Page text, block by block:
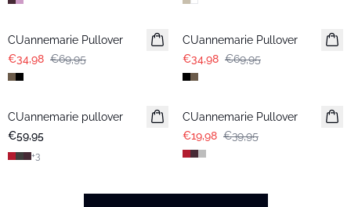
-50%
CUannemarie Pullover
€34,98 €69,95
-50%
CUannemarie Pullover
€34,98 €69,95
CUannemarie pullover
€59,95
+3
-50%
CUannemarie Pullover
€19,98 €39,95